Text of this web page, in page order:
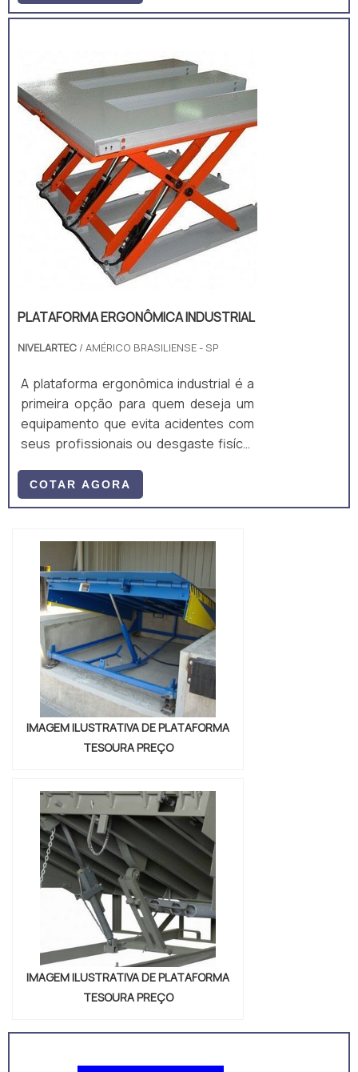
de carga.A plataforma pode ser
necessitem elevar cargas, é possível
aplicar uma plataforma elevatória de
carga. O equipamento atende as
especificações e no...
PLATAFORMA ERGONÔMICA INDUSTRIAL
NIVELARTEC / AMÉRICO BRASILIENSE - SP
A plataforma ergonômica industrial é a
primeira opção para quem deseja um
equipamento que evita acidentes com
seus profissionais ou desgaste fisíco,
exige do colaborador baixa muitas
vezes para montar e desmontar um
estar do colaborador, por isso a
plataforma ergonômica vem preencher
esta lacuna de equipamentos
desenvolvidos exclusivamente para
facilitar a atividade d...
COTAR AGORA
IMAGEM ILUSTRATIVA DE PLATAFORMA
TESOURA PREÇO
IMAGEM ILUSTRATIVA DE PLATAFORMA
TESOURA PREÇO